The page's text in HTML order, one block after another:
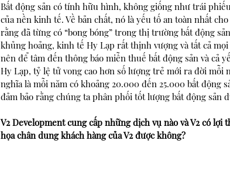
Bất động sản có tính hữu hình, không giống như trái
của nền kinh tế. Về bản chất, nó là yếu tố an toàn nhất
rằng đã từng có “bong bóng” trong thị trường bất động
khủng hoảng, kinh tế Hy Lạp rất thịnh vượng và tất cả
nên để tâm đến thông báo miễn thuế bất động sản và cả
Hy Lạp, tỷ lệ tử vong cao hơn số lượng trẻ mới ra đời mỗi
nghĩa là mỗi năm có khoảng 20.000 đến 25.000 bất động
đảm bảo rằng chúng ta phân phối tốt lượng bất động sản
V2 Development cung cấp những dịch vụ nào và V2 có
họa chân dung khách hàng của V2 được không?